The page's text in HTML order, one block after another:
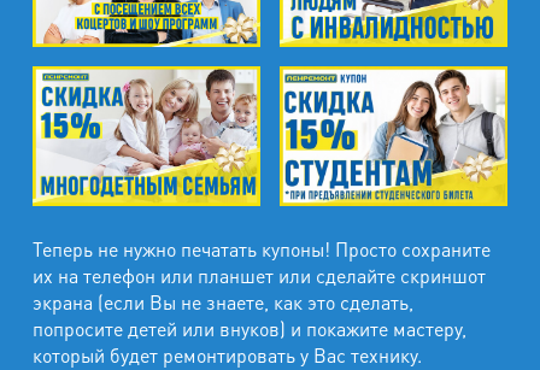
Теперь не нужно печатать купоны! Просто сохраните
их на телефон или планшет или сделайте скриншот
экрана (если Вы не знаете, как это сделать,
попросите детей или внуков) и покажите мастеру,
который будет ремонтировать у Вас технику.